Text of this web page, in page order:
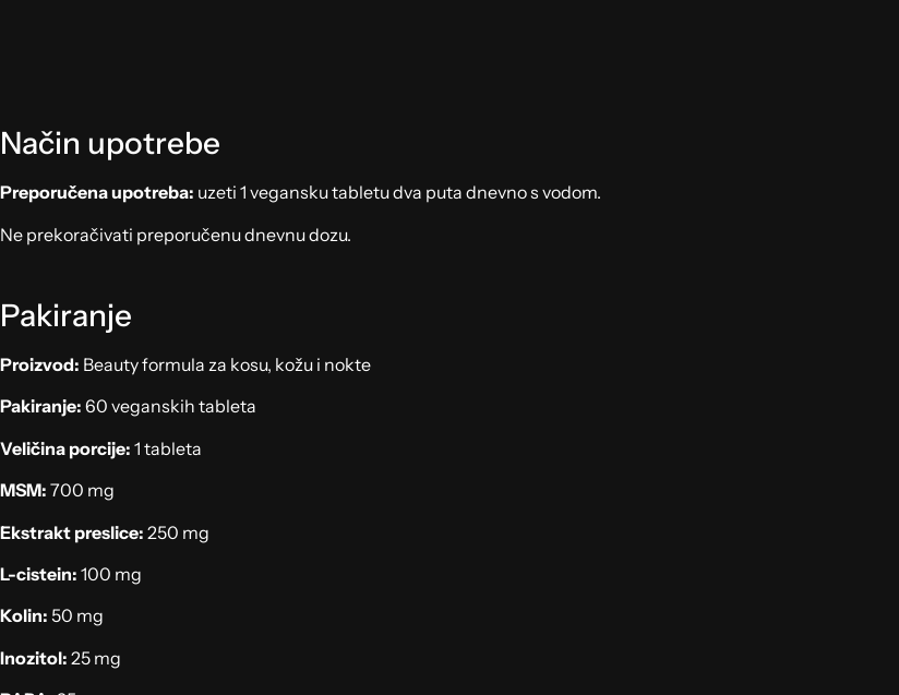
Način upotrebe
Preporučena upotreba: uzeti 1 vegansku tabletu dva puta dnevno s vodom.
Ne prekoračivati preporučenu dnevnu dozu.
Pakiranje
Proizvod: Beauty formula za kosu, kožu i nokte
Pakiranje: 60 veganskih tableta
Veličina porcije: 1 tableta
MSM: 700 mg
Ekstrakt preslice: 250 mg
L-cistein: 100 mg
Kolin: 50 mg
Inozitol: 25 mg